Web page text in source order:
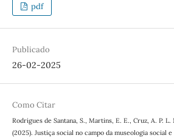
pdf
Publicado
26-02-2025
Como Citar
Rodrigues de Santana, S., Martins, E. E., Cruz, A. P. L.
(2025). Justiça social no campo da museologia social